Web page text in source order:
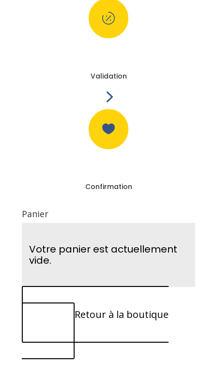

Validation
5

Confirmation
Panier
Votre panier est actuellement
vide.
Retour à la boutique